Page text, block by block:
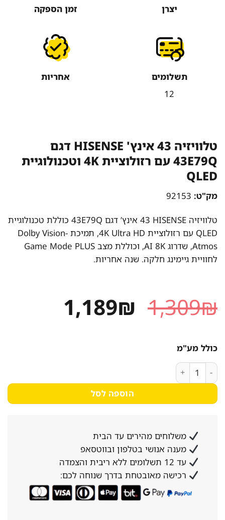
יצרן זמן הספקה
תשלומים
12
אחריות
טלוויזיה ‏43 אינץ' HISENSE דגם
43E79Q עם רזולוציית 4K וטכנולוגיית
QLED
מק"ט:92153
טלוויזיה HISENSE ‏43 אינץ’ דגם 43E79Q כוללת טכנולוגיית
QLED עם רזולוציית 4K Ultra HD, תמיכת Dolby Vision-
Atmos, שדרוג AI 8K, וכוללת מצב Game Mode PLUS
לחוויית גיימינג חלקה. שנה אחריות.
1,309₪ המחיר
המקורי
1,189₪ המחיר
כולל מע"מ
כמות של טלוויזיה ‏43 אינץ' HISENSE דגם 43E79Q עם רזולוציית 4K וטכנולוגיית QLED
הוספה לסל
משלוחים מהירים עד הבית
מענה אנושי בטלפון ובווטסאפ
עד 12 תשלומים ללא ריבית והצמדה
רכישה מאובטחת בדרך שנוחה לכם: